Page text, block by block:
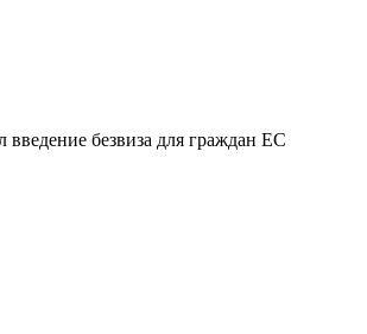
введение безвиза для граждан ЕС